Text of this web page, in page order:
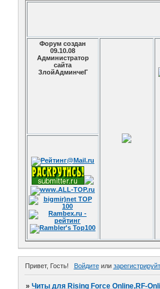
Форум создан
09.10.08
Администратор
сайта
ЗлойАдминчеГ
Привет, Гость! Войдитеили
»Читы для Rising Force Online,RF-